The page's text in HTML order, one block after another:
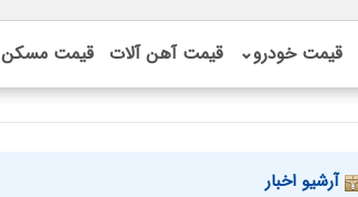
قیمت خودرو⌄ قیمت آهن آلات قیمت مسکن
آرشیو اخبار